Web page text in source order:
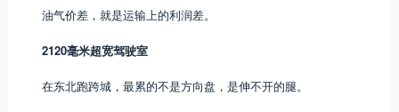
油气价差，就是运输上的利润差。
2120毫米超宽驾驶室
在东北跑跨城，最累的不是方向盘，是伸不开的腿。